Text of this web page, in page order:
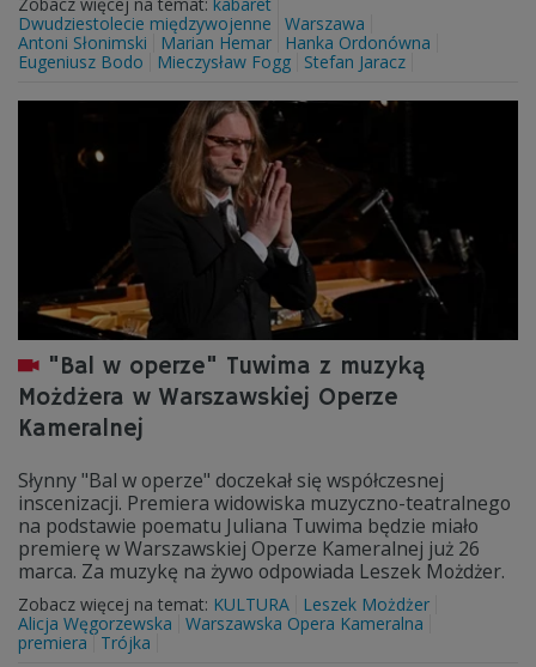
Dwudziestolecie międzywojenne
Warszawa
Antoni Słonimski
Marian Hemar
Hanka Ordonówna
Eugeniusz Bodo
Mieczysław Fogg Stefan Jaracz
"Bal w operze" Tuwima z muzyką
Możdżera w Warszawskiej Operze
Kameralnej
Słynny "Bal w operze" doczekał się współczesnej
inscenizacji. Premiera widowiska muzyczno-teatralnego
na podstawie poematu Juliana Tuwima będzie miało
premierę w Warszawskiej Operze Kameralnej już 26
marca. Za muzykę na żywo odpowiada Leszek Możdżer.
Zobacz więcej na temat: KULTURA
Leszek Możdżer
Alicja Węgorzewska
Warszawska Opera Kameralna
premiera
Trójka